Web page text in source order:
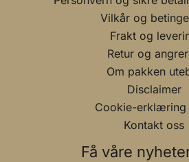
Vilkår og
Frakt og
Retur og
Om pakken
Disclaimer
Cookie-erklæring
Kontakt oss
Få våre